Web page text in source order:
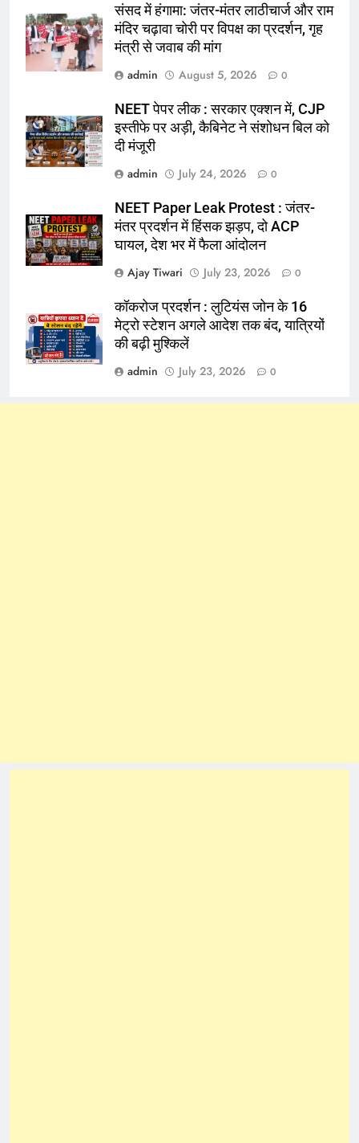
संसद में हंगामा: जंतर-मंतर लाठीचार्ज और राम
मंदिर चढ़ावा चोरी पर विपक्ष का प्रदर्शन, गृह
मंत्री से जवाब की मांग
admin
August 5, 2026 0
NEET पेपर लीक : सरकार एक्शन में, CJP
इस्तीफे पर अड़ी, कैबिनेट ने संशोधन बिल को
दी मंजूरी
admin
July 24, 2026 0
NEET Paper Leak Protest : जंतर-
मंतर प्रदर्शन में हिंसक झड़प, दो ACP
घायल, देश भर में फैला आंदोलन
Ajay Tiwari
July 23, 2026 0
कॉकरोज प्रदर्शन : लुटियंस जोन के 16
मेट्रो स्टेशन अगले आदेश तक बंद, यात्रियों
की बढ़ी मुश्किलें
admin
July 23, 2026 0